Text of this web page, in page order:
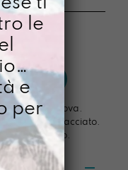
]
di Padova.
sempre tracciato.
ai 100 euro.
le
e
per